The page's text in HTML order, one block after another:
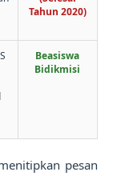
Tahun 2020)
Beasiswa
Bidikmisi
pesan